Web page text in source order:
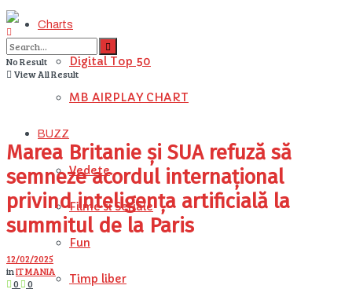
Charts
Digital Top 50
MB AIRPLAY CHART
BUZZ
Vedete
Filme si Seriale
Fun
Timp liber
No Result
View All Result
Marea Britanie și SUA refuză să
semneze acordul internațional
privind inteligența artificială la
summitul de la Paris
12/02/2025
inIT MANIA
0
0